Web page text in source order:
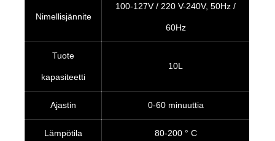
Nimellisjännite
100-127V / 220 V-240V, 50Hz /
60Hz
Tuote
kapasiteetti
10L
Ajastin 0-60 minuuttia
Lämpötila 80-200 ° C